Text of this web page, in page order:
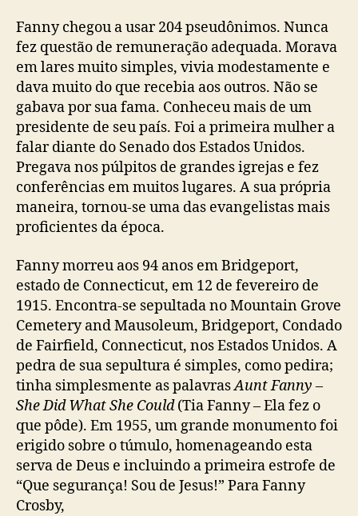
Fanny chegou a usar 204 pseudônimos. Nunca
fez questão de remuneração adequada. Morava
em lares muito simples, vivia modestamente e
dava muito do que recebia aos outros. Não se
gabava por sua fama. Conheceu mais de um
presidente de seu país. Foi a primeira mulher a
falar diante do Senado dos Estados Unidos.
Pregava nos púlpitos de grandes igrejas e fez
conferências em muitos lugares. A sua própria
maneira, tornou-se uma das evangelistas mais
proficientes da época.
Fanny morreu aos 94 anos em Bridgeport,
estado de Connecticut, em 12 de fevereiro de
1915. Encontra-se sepultada no Mountain Grove
Cemetery and Mausoleum, Bridgeport, Condado
de Fairfield, Connecticut, nos Estados Unidos. A
pedra de sua sepultura é simples, como pedira;
tinha simplesmente as palavrasAunt Fanny –
She Did What She Could(Tia Fanny – Ela fez o
que pôde). Em 1955, um grande monumento foi
erigido sobre o túmulo, homenageando esta
serva de Deus e incluindo a primeira estrofe de
“Que segurança! Sou de Jesus!” Para Fanny
Crosby,